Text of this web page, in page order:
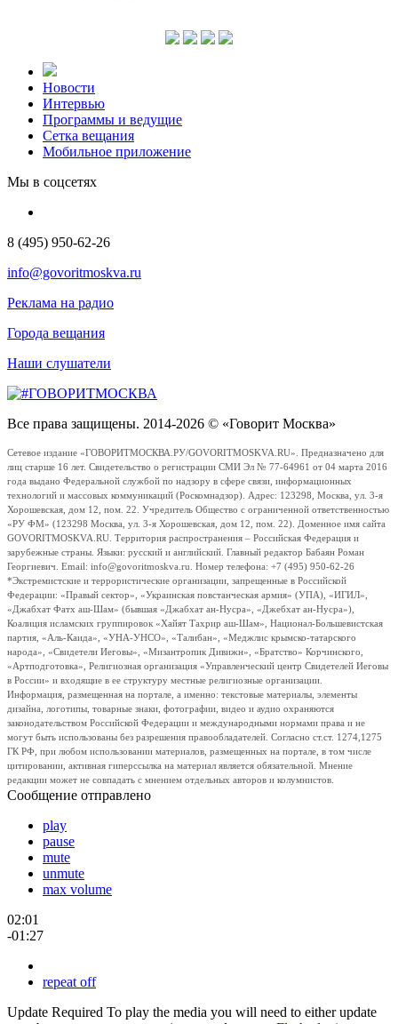
Новости
Интервью
Программы и ведущие
Сетка вещания
Мобильное приложение
Мы в соцсетях
8 (495) 950-62-26
info@govoritmoskva.ru
Реклама на радио
Города вещания
Наши слушатели
Все права защищены. 2014-2026 © «Говорит Москва»
Сетевое издание «ГОВОРИТМОСКВА.РУ/GOVORITMOSKVA.RU». Предназначено для
лиц старше 16 лет. Свидетельство о регистрации СМИ Эл № 77-64961 от 04 марта 2016
года выдано Федеральной службой по надзору в сфере связи, информационных
технологий и массовых коммуникаций (Роскомнадзор). Адрес: 123298, Москва, ул. 3-я
Хорошевская, дом 12, пом. 22. Учредитель Общество с ограниченной ответственностью
«РУ ФМ» (123298 Москва, ул. 3-я Хорошевская, дом 12, пом. 22). Доменное имя сайта
GOVORITMOSKVA.RU. Территория распространения – Российская Федерация и
зарубежные страны. Языки: русский и английский. Главный редактор Бабаян Роман
Георгиевич. Email: info@govoritmoskva.ru. Номер телефона: +7 (495) 950-62-26
*Экстремистские и террористические организации, запрещенные в Российской
Федерации: «Правый сектор», «Украинская повстанческая армия» (УПА), «ИГИЛ»,
«Джабхат Фатх аш-Шам» (бывшая «Джабхат ан-Нусра», «Джебхат ан-Нусра»),
Коалиция исламских группировок «Хайят Тахрир аш-Шам», Национал-Большевистская
партия, «Аль-Каида», «УНА-УНСО», «Талибан», «Меджлис крымско-татарского
народа», «Свидетели Иеговы», «Мизантропик Дивижн», «Братство» Корчинского,
«Артподготовка», Религиозная организация «Управленческий центр Свидетелей Иеговы
в России» и входящие в ее структуру местные религиозные организации.
Информация, размещенная на портале, а именно: текстовые материалы, элементы
дизайна, логотипы, товарные знаки, фотографии, видео и аудио охраняются
законодательством Российской Федерации и международными нормами права и не
могут быть использованы без разрешения правообладателей. Согласно ст.ст. 1274,1275
ГК РФ, при любом использовании материалов, размещенных на портале, в том числе
цитировании, активная гиперссылка на материал является обязательной. Мнение
редакции может не совпадать с мнением отдельных авторов и колумнистов.
Сообщение отправлено
play
pause
mute
unmute
max volume
02:01
-01:27
repeat off
Update Required To play the media you will need to either update